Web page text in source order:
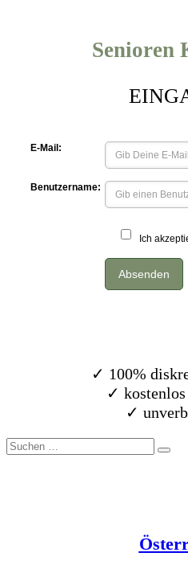
Senioren
✓ 100%
✓ kostenlos
✓
Suche
nach: